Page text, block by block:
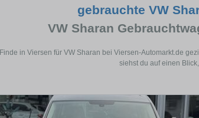
gebrauchte VW
VW Sharan
Finde in Viersen für VW Sharan bei Viersen-Automarkt.de
siehst du auf einen